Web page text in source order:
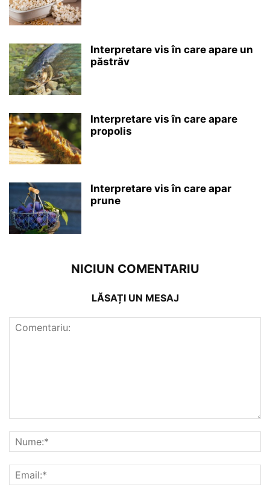
Interpretare vis în care apare un
păstrăv
Interpretare vis în care apare
propolis
Interpretare vis în care apar
prune
NICIUN COMENTARIU
LĂSAȚI UN MESAJ